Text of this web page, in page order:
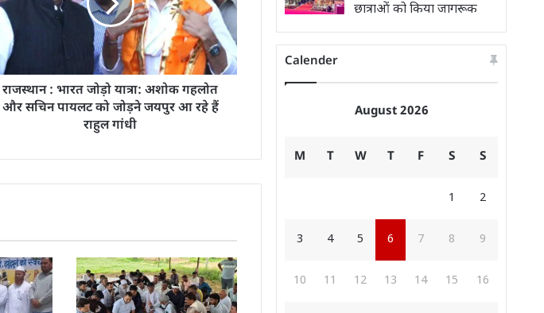
राजस्थान : भारत जोड़ो यात्रा: अशोक गहलोत
और सचिन पायलट को जोड़ने जयपुर आ रहे हैं
राहुल गांधी
छात्राओं को किया जागरूक
Calender
August 2026
M T W T F S S
1 2
3 4 5 6 7 8 9
10 11 12 13 14 15 16